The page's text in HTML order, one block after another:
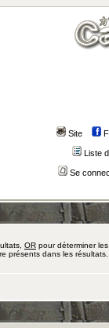
Site
Liste
Se
OR pour déterminer
présents dans les